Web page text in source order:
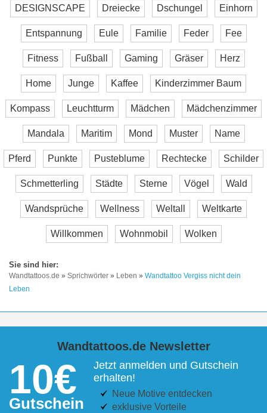
DESIGNSCAPE Dreiecke Dschungel Einhorn
Entspannung Eule Familie Feder Fee
Fitness Fußball Gaming Gräser Herz
Home Junge Kaffee Kinderzimmer Baum
Kompass Leuchtturm Mädchen Mädchenzimmer
Mandala Maritim Mond Muster Name
Pferd Punkte Pusteblume Rechtecke Schilder
Schmetterling Städte Sterne Vögel Wald
Wandsprüche Wellness Weltall Weltkarte
Willkommen Wohnmobil Wolken
Wandtattoos.de » Sprichwörter » Leben » Wandtattoo Vergiss nicht dein
Leben
Wandtattoos.de Newsletter
10€
Gutschein
Jetzt anmelden und Gutschein
erhalten!
Neue Motive entdecken
exklusive Vorteile